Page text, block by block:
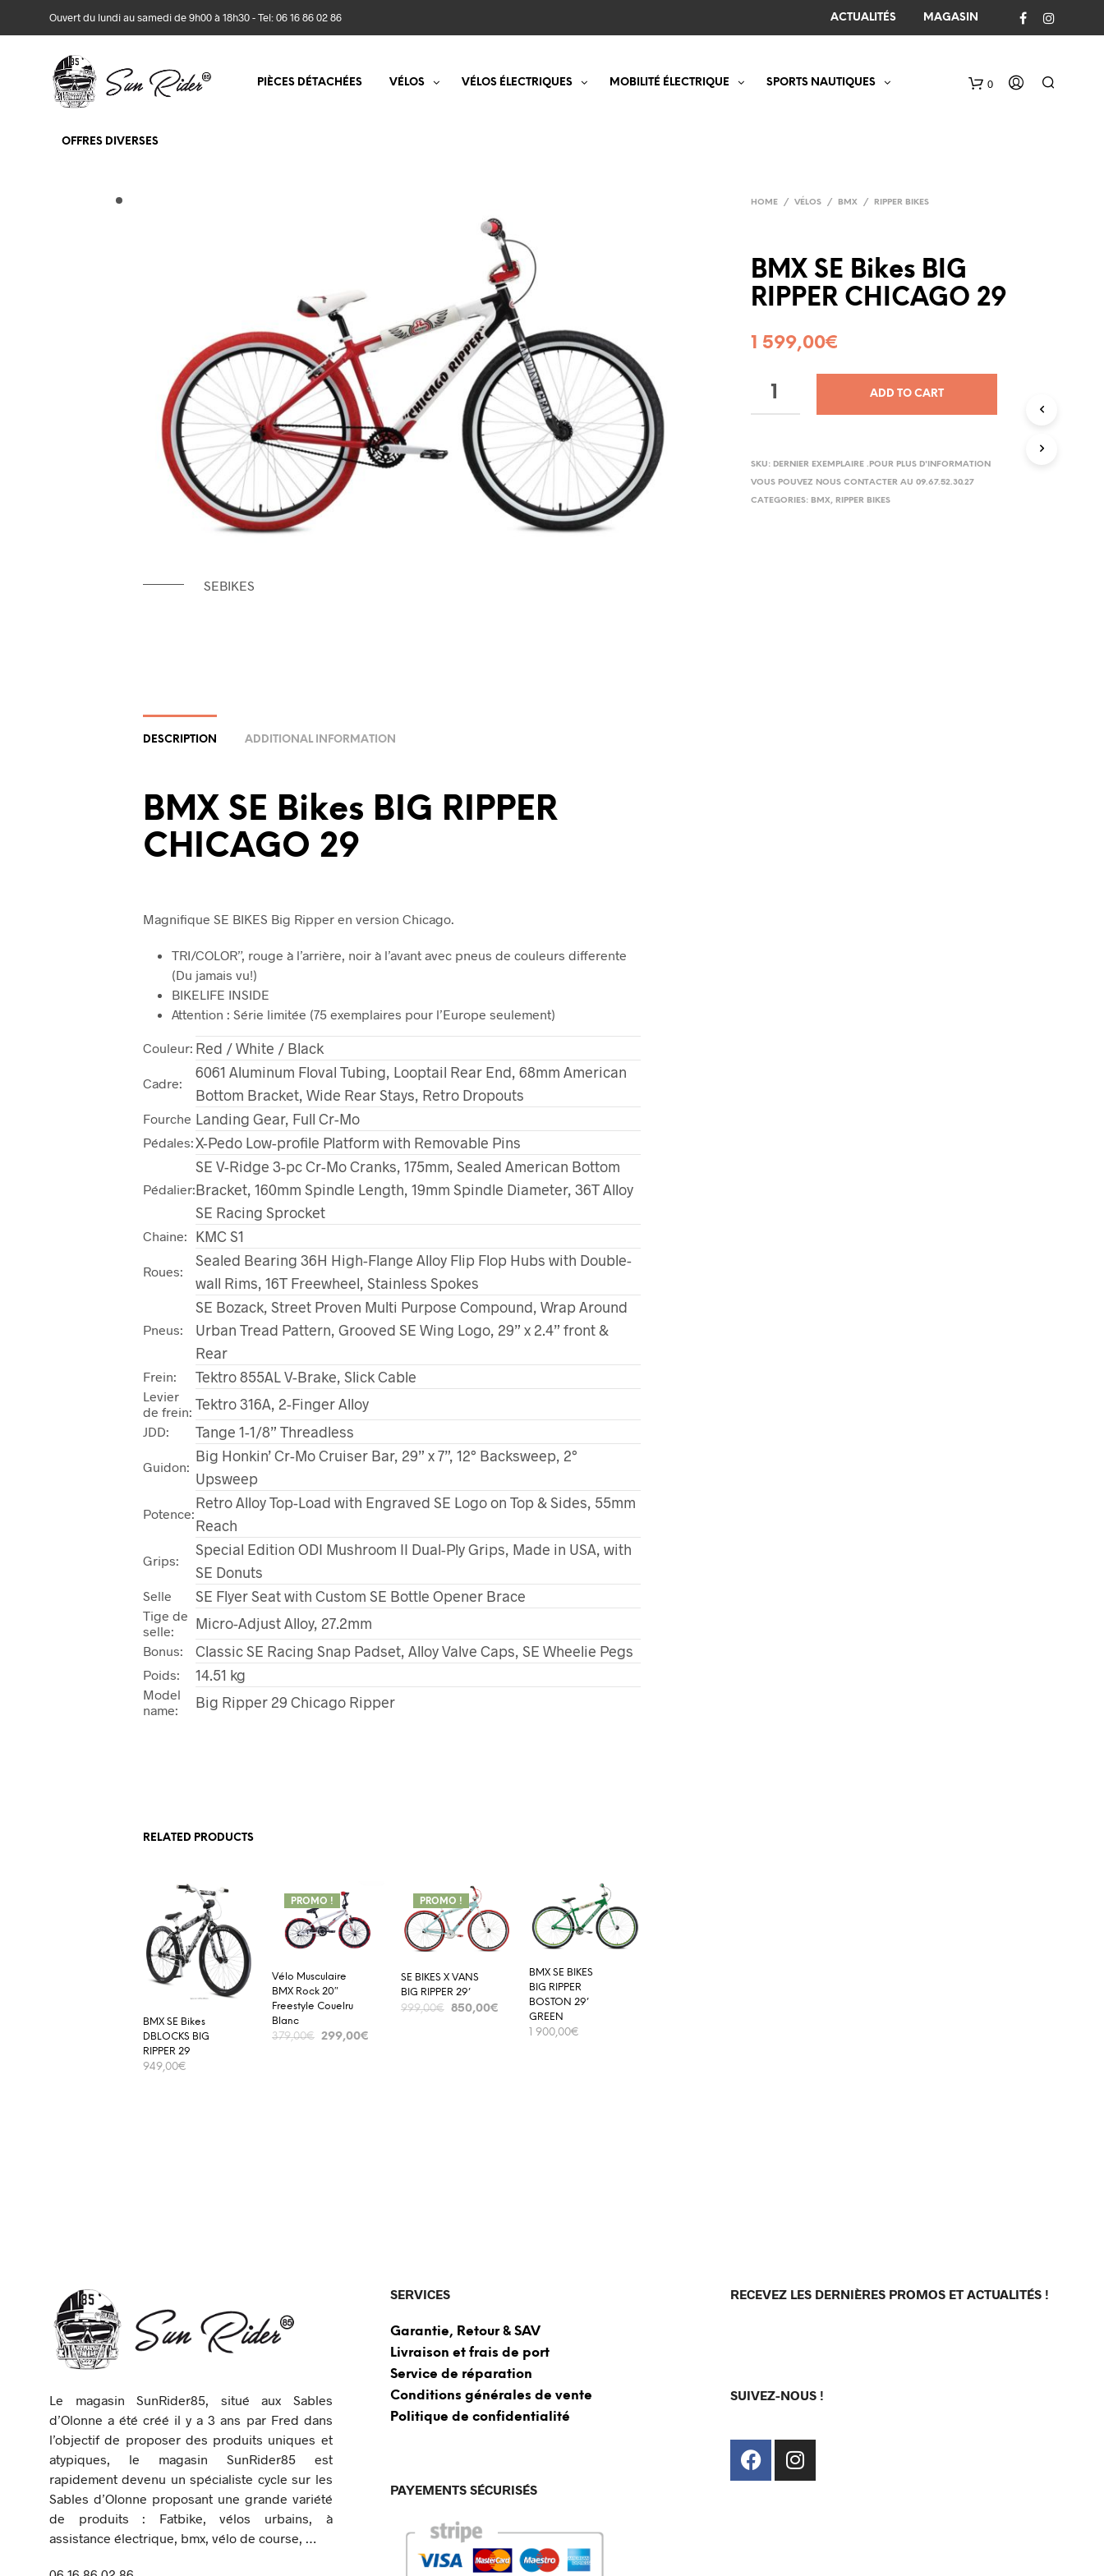
Ouvert du lundi au samedi de 9h00 à 18h30 - Tel: 06 16 86 02 86 ACTUALITÉS MAGASIN
0
PIÈCES DÉTACHÉES VÉLOS VÉLOS ÉLECTRIQUES MOBILITÉ ÉLECTRIQUE SPORTS NAUTIQUES
OFFRES DIVERSES
SEBIKES
HOME / VÉLOS / BMX / RIPPER BIKES
BMX SE Bikes BIG
RIPPER CHICAGO 29
1 599,00€
ADD TO CART
SKU: DERNIER EXEMPLAIRE .POUR PLUS D'INFORMATION
VOUS POUVEZ NOUS CONTACTER AU 09.67.52.30.27
CATEGORIES: BMX, RIPPER BIKES
DESCRIPTION ADDITIONAL INFORMATION
BMX SE Bikes BIG RIPPER
CHICAGO 29
Magnifique SE BIKES Big Ripper en version Chicago.
TRI/COLOR”, rouge à l’arrière, noir à l’avant avec pneus de couleurs differente
(Du jamais vu!)
BIKELIFE INSIDE
Attention : Série limitée (75 exemplaires pour l’Europe seulement)
Couleur: Red / White / Black
Cadre:
6061 Aluminum Floval Tubing, Looptail Rear End, 68mm American
Bottom Bracket, Wide Rear Stays, Retro Dropouts
Fourche Landing Gear, Full Cr-Mo
Pédales:X-Pedo Low-profile Platform with Removable Pins
Pédalier:
SE V-Ridge 3-pc Cr-Mo Cranks, 175mm, Sealed American Bottom
Bracket, 160mm Spindle Length, 19mm Spindle Diameter, 36T Alloy
SE Racing Sprocket
Chaine: KMC S1
Roues:
Sealed Bearing 36H High-Flange Alloy Flip Flop Hubs with Double-
wall Rims, 16T Freewheel, Stainless Spokes
Pneus:
SE Bozack, Street Proven Multi Purpose Compound, Wrap Around
Urban Tread Pattern, Grooved SE Wing Logo, 29” x 2.4” front &
Rear
Frein: Tektro 855AL V-Brake, Slick Cable
Levier
de frein: Tektro 316A, 2-Finger Alloy
JDD: Tange 1-1/8” Threadless
Guidon:
Big Honkin’ Cr-Mo Cruiser Bar, 29” x 7”, 12° Backsweep, 2°
Upsweep
Potence:
Retro Alloy Top-Load with Engraved SE Logo on Top & Sides, 55mm
Reach
Grips:
Special Edition ODI Mushroom II Dual-Ply Grips, Made in USA, with
SE Donuts
Selle SE Flyer Seat with Custom SE Bottle Opener Brace
Tige de
selle:
Micro-Adjust Alloy, 27.2mm
Bonus: Classic SE Racing Snap Padset, Alloy Valve Caps, SE Wheelie Pegs
Poids: 14.51 kg
Model
name:
Big Ripper 29 Chicago Ripper
RELATED PRODUCTS
BMX SE Bikes
DBLOCKS BIG
RIPPER 29
949,00€
PROMO !
Vélo Musculaire
BMX Rock 20″
Freestyle Couelru
Blanc
379,00€ 299,00€
PROMO !
SE BIKES X VANS
BIG RIPPER 29’
999,00€ 850,00€
BMX SE BIKES
BIG RIPPER
BOSTON 29’
GREEN
1 900,00€
Le magasin SunRider85, situé aux Sables
d’Olonne a été créé il y a 3 ans par Fred dans
l’objectif de proposer des produits uniques et
atypiques, le magasin SunRider85 est
rapidement devenu un spécialiste cycle sur les
Sables d’Olonne proposant une grande variété
de produits : Fatbike, vélos urbains, à
assistance électrique, bmx, vélo de course, …
SERVICES
Garantie, Retour & SAV
Livraison et frais de port
Service de réparation
Conditions générales de vente
Politique de confidentialité
PAYEMENTS SÉCURISÉS
RECEVEZ LES DERNIÈRES PROMOS ET ACTUALITÉS !
SUIVEZ-NOUS !